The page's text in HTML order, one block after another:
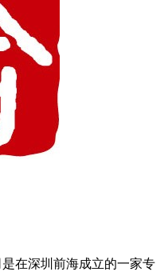
在深圳前海成立的一家专